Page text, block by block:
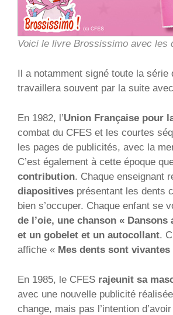
Voici le livre Brossissimo avec les
Il a notamment signé toute la série
travaillera souvent par la suite
En 1982, l’Union Française pour
combat du CFES et les courtes
les pages de publicités, avec la
C’est également à cette époque
contribution. Chaque enseignant
diapositives présentant les dents
bien s’occuper. Chaque enfant se
de l’oie, une chanson «
et un gobelet et un autocollant.
affiche « Mes dents sont vivantes
En 1985, le CFES rajeunit sa
avec une nouvelle publicité
change, mais pas l’intention d’avoir